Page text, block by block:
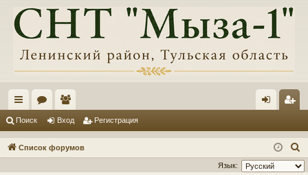
с
ы ум
ол
ьз д ис
тр
Поиск Вход Регистрация
Список форумов
о
Язык: